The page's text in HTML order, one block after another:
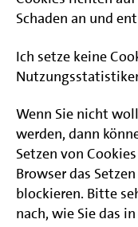
Schaden an und
Ich setze keine
Wenn Sie nicht
werden, dann
Setzen von
Browser das
blockieren. Bitte
nach, wie Sie das